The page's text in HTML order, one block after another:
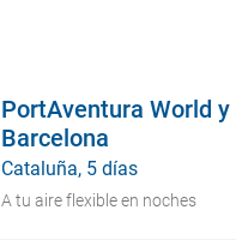
PortAventura World y
Barcelona
Cataluña, 5 días
A tu aire flexible en noches